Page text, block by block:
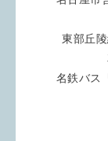
東部丘
名鉄バス